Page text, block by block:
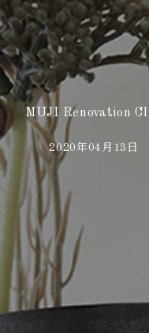
MUJI Renovation
2020年04月13日